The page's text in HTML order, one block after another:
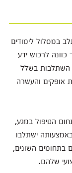
במסלול לימודים
לרכוש ידע
השתלבות בשלל
אופקים והעשרה
הטיפול במגע,
ישתלבו
בתחומים השונים,
שלהם.